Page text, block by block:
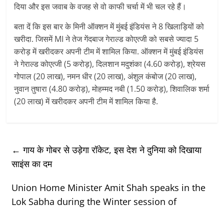
दिया और इस जवाब के वजह से वो काफी चर्चा में भी चल रहे हैं।
बता दें कि इस बार के मिनी ऑक्शन में मुंबई इंडियंस ने 8 खिलाड़ियों को
खरीदा. जिसमें MI ने तेज गेंदबाज गेराल्ड कोएत्जी को सबसे ज्यादा 5
करोड़ में खरीदकर अपनी टीम में शामिल किया. ऑक्शन में मुंबई इंडियंस
ने गेराल्ड कोएत्जी (5 करोड़), दिलशान मदुशंका (4.60 करोड़), श्रेयस
गोपाल (20 लाख), नमन धीर (20 लाख), अंशुल कंबोज (20 लाख),
नुवान तुषारा (4.80 करोड़), मोहम्मद नबी (1.50 करोड़), शिवालिक शर्मा
(20 लाख) में खरीदकर अपनी टीम में शामिल किया है.
← गाय के गोबर से उड़ेगा रॉकेट, इस देश ने दुनिया को दिखाया
साइंस का दम
Union Home Minister Amit Shah speaks in the
Lok Sabha during the Winter session of